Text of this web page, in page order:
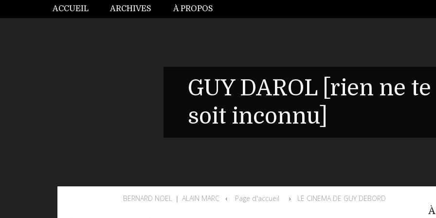
ACCUEIL ARCHIVES À PROPOS
GUY DAROL [rien ne te
soit inconnu]
BERNARD NOEL ❘ ALAIN MARC Page d'accueil LE CINEMA DE GUY DEBORD